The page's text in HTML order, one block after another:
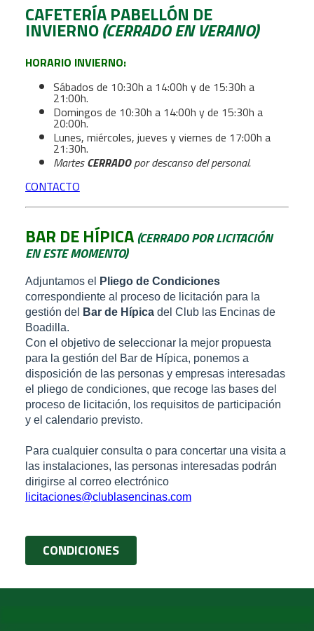
CAFETERÍA PABELLÓN DE
INVIERNO(CERRADO EN VERANO)
HORARIO INVIERNO:
Sábados de 10:30h a 14:00h y de 15:30h a
21:00h.
Domingos de 10:30h a 14:00h y de 15:30h a
20:00h.
Lunes, miércoles, jueves y viernes de 17:00h a
21:30h.
MartesCERRADOpor descanso del personal.
CONTACTO
BAR DE HÍPICA (CERRADO POR LICITACIÓN
EN ESTE MOMENTO)
Adjuntamos el
Pliego de Condiciones
correspondiente al proceso de licitación para la
gestión del
Bar de Hípicadel Club las Encinas de
Boadilla.
Con el objetivo de seleccionar la mejor propuesta
para la gestión del Bar de Hípica, ponemos a
disposición de las personas y empresas interesadas
el pliego de condiciones, que recoge las bases del
proceso de licitación, los requisitos de participación
y el calendario previsto.
Para cualquier consulta o para concertar una visita a
las instalaciones, las personas interesadas podrán
dirigirse al correo electrónico
licitaciones@clublasencinas.com
CONDICIONES